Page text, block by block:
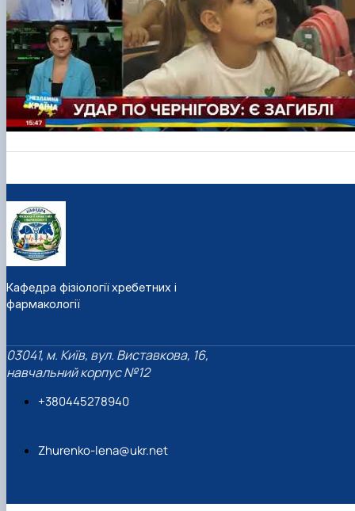
Фотогалерея
Кафедра фізіології хребетних і
фармакології
03041, м. Київ, вул. Виставкова, 16,
навчальний корпус №12
+380445278940
Zhurenko-lena@ukr.net